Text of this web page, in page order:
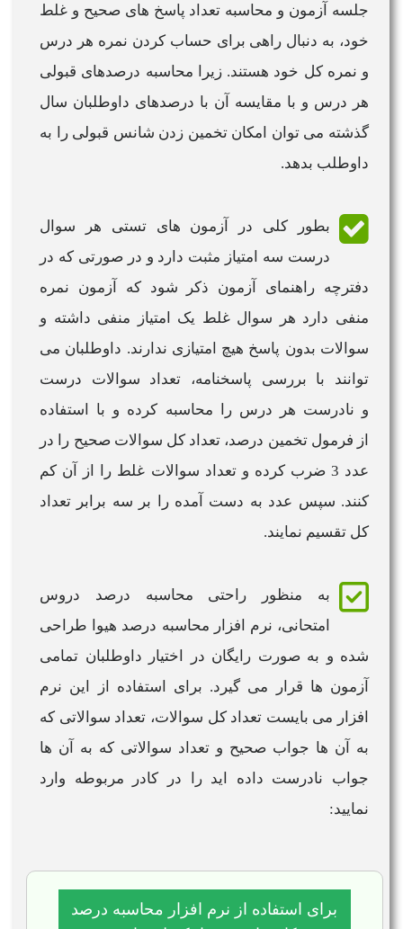
جلسه آزمون و محاسبه تعداد پاسخ های صحیح و غلط
خود، به دنبال راهی برای حساب کردن نمره هر درس
و نمرهکل خود هستند. زیرا محاسبه درصدهای قبولی
هر درس و با مقایسه آن با درصدهای داوطلبان سال
گذشته می توان امکان تخمین زدن شانس قبولی را به
داوطلب بدهد.
بطور کلی در آزمون های تستی هر سوال
درست سه امتیاز مثبت دارد و در صورتی که در
دفترچه راهنمای آزمون ذکر شود که آزمون نمره
منفی دارد هر سوال غلط یک امتیاز منفی داشته و
سوالات بدون پاسخ هیچ امتیازی ندارند. داوطلبان می
توانند با بررسی پاسخنامه، تعداد سوالات درست
و نادرست هر درسرا محاسبه کرده و با استفاده
از فرمولتخمین درصد، تعداد کل سوالات صحیح را در
عدد 3 ضرب کرده و تعداد سوالات غلط را از آن کم
کنند. سپس عدد به دست آمده را بر سه برابر تعداد
کل تقسیم نمایند.
به منظور راحتی محاسبه درصد دروس
امتحانی، نرم افزار محاسبه درصد هیوا
طراحی
شده و به صورت رایگان در اختیار داوطلبان تمامی
آزمون ها قرار می گیرد. برای استفاده از این نرم
افزار می بایست تعداد کل سوالات، تعداد سوالاتی که
به آن ها جواب صحیح و تعداد سوالاتی که به آن ها
جواب نادرست داده اید را در کادر مربوطه وارد
نمایید:
برای استفاده از نرم افزار محاسبه درصد